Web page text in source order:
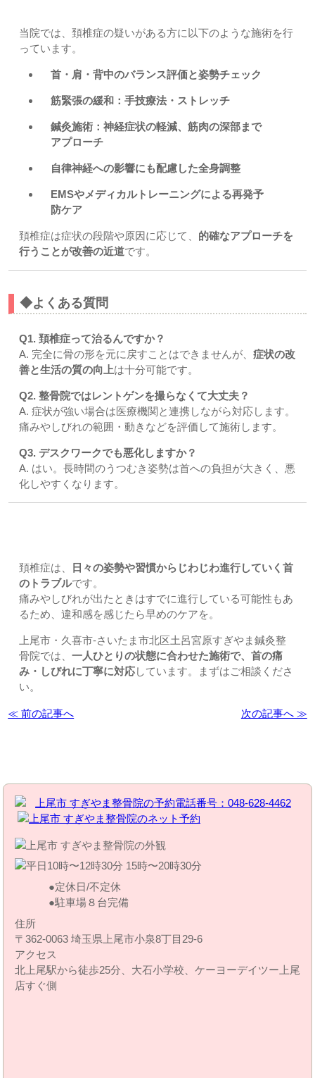
当院では、頚椎症の疑いがある方に以下のような施術を行
っています。
首・肩・背中のバランス評価と姿勢チェック
筋緊張の緩和：手技療法・ストレッチ
鍼灸施術：神経症状の軽減、筋肉の深部まで
アプローチ
自律神経への影響にも配慮した全身調整
EMSやメディカルトレーニングによる再発予
防ケア
頚椎症は症状の段階や原因に応じて、 的確なアプローチを
行うことが改善の近道です。
◆よくある質問
Q1. 頚椎症って治るんですか？
A. 完全に骨の形を元に戻すことはできませんが、 症状の改
善と生活の質の向上は十分可能です。
Q2. 整骨院ではレントゲンを撮らなくて大丈夫？
A. 症状が強い場合は医療機関と連携しながら対応します。
痛みやしびれの範囲・動きなどを評価して施術します。
Q3. デスクワークでも悪化しますか？
A. はい。長時間のうつむき姿勢は首への負担が大きく、悪
化しやすくなります。
頚椎症は、
日々の姿勢や習慣からじわじわ進行していく首
のトラブルです。
痛みやしびれが出たときはすでに進行している可能性もあ
るため、違和感を感じたら早めのケアを。
上尾市・久喜市-さいたま市北区土呂宮原すぎやま鍼灸整
骨院では、 一人ひとりの状態に合わせた施術で、首の痛
み・しびれに丁寧に対応しています。まずはご相談くださ
い。
≪ 前の記事へ 次の記事へ ≫
定休日/不定休
駐車場８台完備
住所
〒362-0063 埼玉県上尾市小泉8丁目29‐6
アクセス
北上尾駅から徒歩25分、大石小学校、ケーヨーデイツー上尾
店すぐ側